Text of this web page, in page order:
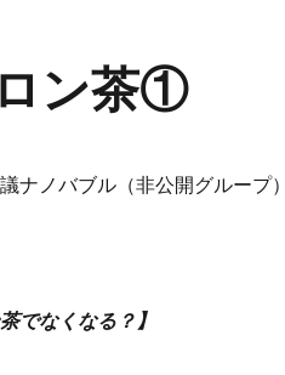
ン茶①
ナノバブル（非公開グループ
でなくなる？】